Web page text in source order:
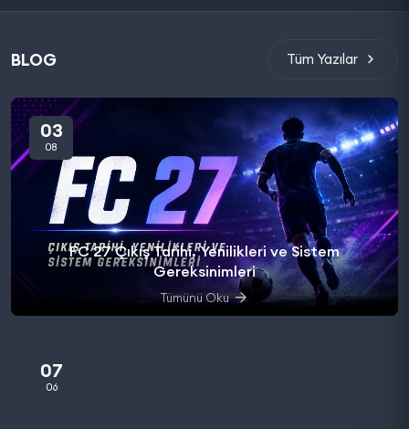
BLOG Tüm Yazılar
03
08
FC 27 Çıkış Tarihi, Yenilikleri ve Sistem
Gereksinimleri
Tümünü Oku
07
06